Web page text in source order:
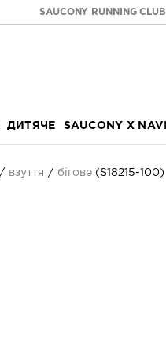
SAUCONY RUNNING CLUB
ДИТЯЧЕ SAUCONY X NAVI
взуття бігове (S18215-100)